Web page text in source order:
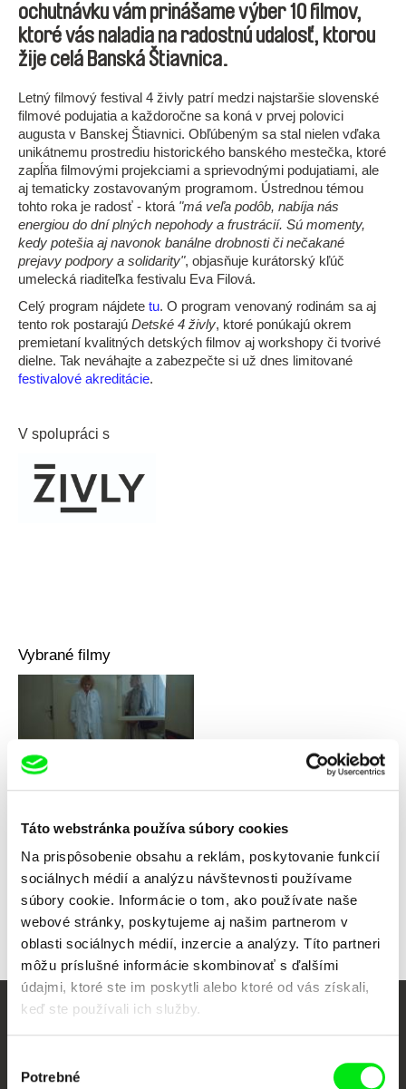
Táto webstránka používa súbory cookies
Na prispôsobenie obsahu a reklám, poskytovanie funkcií
sociálnych médií a analýzu návštevnosti používame
súbory cookie. Informácie o tom, ako používate naše
webové stránky, poskytujeme aj našim partnerom v
oblasti sociálnych médií, inzercie a analýzy. Títo partneri
môžu príslušné informácie skombinovať s ďalšími
údajmi, ktoré ste im poskytli alebo ktoré od vás získali,
keď ste používali ich služby.
súhlasu
Potrebné
ochutnávku vám prinášame výber 10 filmov,
ktoré vás naladia na radostnú udalosť, ktorou
žije celá Banská Štiavnica.
Letný filmový festival 4 živly patrí medzi najstaršie slovenské
filmové podujatia a každoročne sa koná v prvej polovici
augusta v Banskej Štiavnici. Obľúbeným sa stal nielen vďaka
unikátnemu prostrediu historického banského mestečka, ktoré
zapĺňa filmovými projekciami a sprievodnými podujatiami, ale
aj tematicky zostavovaným programom. Ústrednou témou
tohto roka je radosť - ktorá "má veľa podôb, nabíja nás
energiou do dní plných nepohody a frustrácií. Sú momenty,
kedy potešia aj navonok banálne drobnosti či nečakané
prejavy podpory a solidarity", objasňuje kurátorský kľúč
umelecká riaditeľka festivalu Eva Filová.
Celý program nájdete tu. O program venovaný rodinám sa aj
tento rok postarajú Detské 4 živly, ktoré ponúkajú okrem
premietaní kvalitných detských filmov aj workshopy či tvorivé
dielne. Tak neváhajte a zabezpečte si už dnes limitované
festivalové akreditácie.
V spolupráci s
Vybrané filmy
Dušan Hanák
Tichá radosť
Späť na všetky výbery
Vaše online kino